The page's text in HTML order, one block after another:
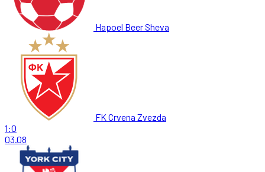
Hapoel Beer Sheva
FK Crvena Zvezda
1:0
03.08